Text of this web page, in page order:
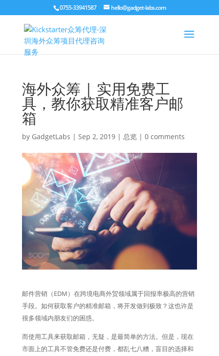
0755-33941587 hello@gadget-labs.com
海外众筹 | 实用免费工
具，教你获取精准客户邮
箱
by GadgetLabs | Sep 2, 2019| 总览| 0 comments
邮件营销（EDM）在跨境电商外贸领域属于回报率极高的营销
手段。如何获取客户的精准邮箱，将开发做到极致？这也许是
很多领域内朋友们的困惑。
而使用工具来获取邮箱，无疑，是最简单的方法。但是，现在
市面上的工具不管免费还是付费，都乱七八糟，盲目的选择和